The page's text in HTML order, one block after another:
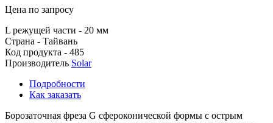
Цена по запросу
L режущей части - 20 мм
Страна - Тайвань
Код продукта - 485
Производитель Solar
Подробности
Как заказать
Борозаточная фреза G сфероконической формы с острым